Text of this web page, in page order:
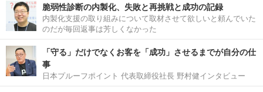
脆弱性診断の内製化、失敗と再挑戦と成功の記録
内製化支援の取り組みについて取材させて欲しいと頼んでいた
のだが毎回返事は芳しくなかった
「守る」だけでなくお客を「成功」させるまでが自分の仕
事
日本プルーフポイント 代表取締役社長 野村健インタビュー